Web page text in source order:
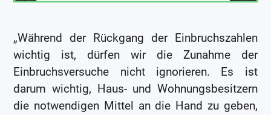
„Während der Rückgang der Einbruchszahlen
wichtig ist, dürfen wir die Zunahme der
Einbruchsversuche nicht ignorieren. Es ist
darum wichtig, Haus- und Wohnungsbesitzern
die notwendigen Mittel an die Hand zu geben,